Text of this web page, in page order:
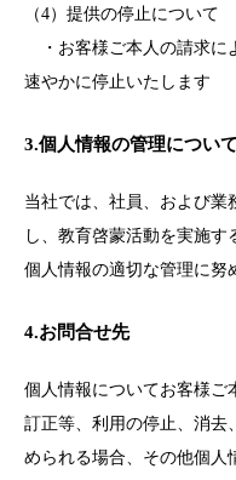
（4）提供の停止について
・お客様ご本人の請求に
速やかに停止いたします
3.個人情報の管理について
当社では、社員、および業
し、教育啓蒙活動を実施
個人情報の適切な管理に努
4.お問合せ先
個人情報についてお客様ご
訂正等、利用の停止、消去
められる場合、その他個人